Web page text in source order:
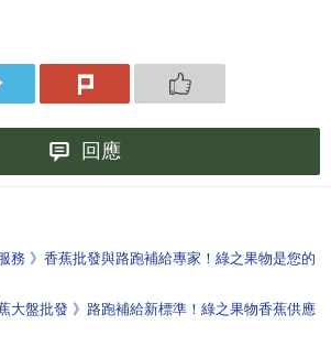
回應
務 》香蕉批發與路跑補給專家！綠之果物是您的
大盤批發 》路跑補給新標準！綠之果物香蕉供應